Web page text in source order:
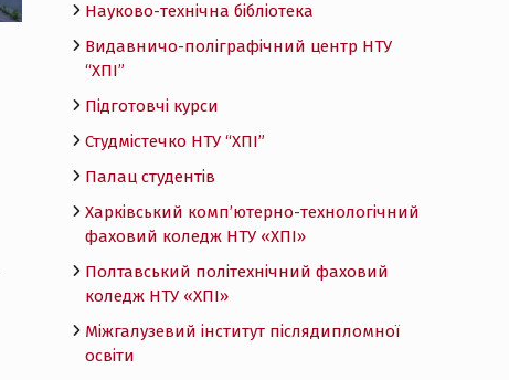
Науково-технічна бібліотека
Видавничо-поліграфічний центр НТУ
“ХПІ”
Підготовчі курси
Студмістечко НТУ “ХПІ”
Палац студентів
Харківський комп’ютерно-технологічний
фаховий коледж НТУ «ХПI»
Полтавський політехнічний фаховий
коледж НТУ «ХПI»
Міжгалузевий інститут післядипломної
освіти